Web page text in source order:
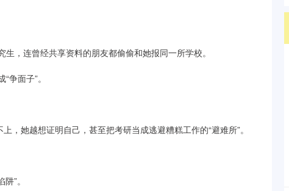
，连曾经共享资料的朋友都偷偷和她报同一所学校。
争面子”。
她越想证明自己，甚至把考研当成逃避糟糕工作的“避难所”。
”。